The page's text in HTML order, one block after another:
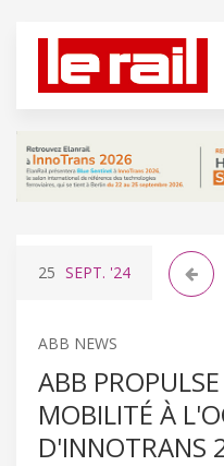
25 SEPT. '24
ABB NEWS
ABB
MOBILITÉ À
D'INNOTRANS